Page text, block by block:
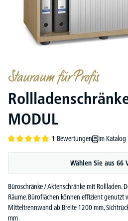
Stauraum für Profis
MODUL
1 Bewertungen Im Katalog
Wählen Sie aus 66
Büroschränke / Aktenschränke mit Rollladen.
Räume. Büroflächen können effizient genutzt
Mitteltrennwand ab Breite 1200 mm,
mm